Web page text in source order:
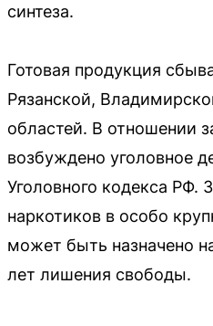
синтеза.
Готовая продукция
Рязанской,
областей. В отношении
возбуждено уголовное
Уголовного кодекса РФ.
наркотиков в особо
может быть назначено
лет лишения свободы.